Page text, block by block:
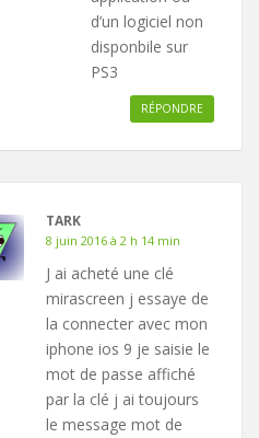
d’un logiciel non
disponbile sur
PS3
RÉPONDRE
TARK
8 juin 2016 à 2 h 14 min
J ai acheté une clé
mirascreen j essaye de
la connecter avec mon
iphone ios 9 je saisie le
mot de passe affiché
par la clé j ai toujours
le message mot de